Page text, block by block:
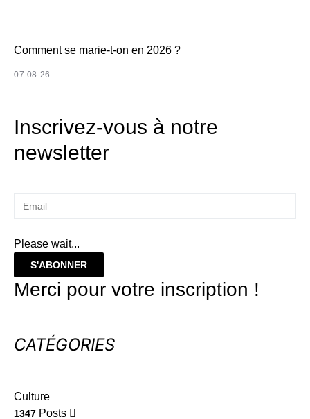
Comment se marie-t-on en 2026 ?
07.08.26
Inscrivez-vous à notre
newsletter
Please wait...
S'ABONNER
Merci pour votre inscription !
CATÉGORIES
Culture
1347 Posts